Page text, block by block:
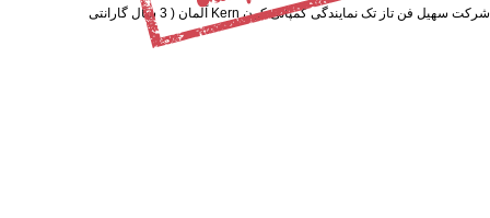
شرکت سهیل فن تاز تک نمایندگی کمپانی کرن Kern آلمان ( 3 سال گارانتی